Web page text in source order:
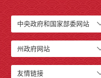
中央政府和国家部委网站
州政府网站
友情链接